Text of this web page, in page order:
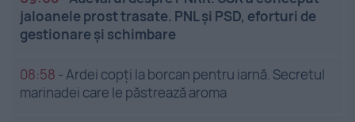
jaloanele prost trasate. PNL și PSD, eforturi de
gestionare și schimbare
08:58 - Ardei copți la borcan pentru iarnă. Secretul
marinadei care le păstrează aroma